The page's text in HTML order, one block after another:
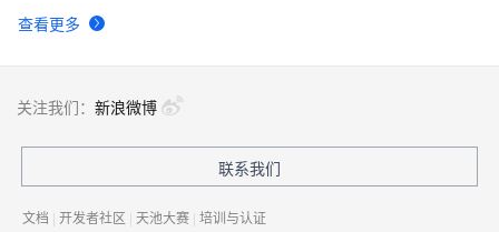
查看更多
关注我们： 新浪微博
联系我们
文档 | 开发者社区 | 天池大赛 | 培训与认证